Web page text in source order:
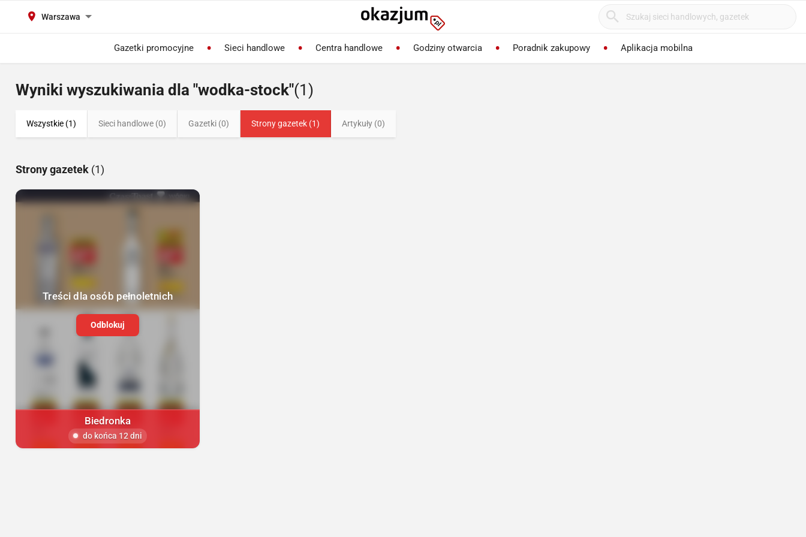
Warszawa
Gazetki promocyjne Sieci handlowe Centra handlowe Godziny otwarcia Poradnik zakupowy Aplikacja mobilna
Wyniki wyszukiwania dla "wodka-stock"(1)
Wszystkie (1) Sieci handlowe (0) Gazetki (0) Strony gazetek (1) Artykuły (0)
Strony gazetek (1)
Treści dla osób pełnoletnich
Odblokuj
Biedronka
do końca 12 dni